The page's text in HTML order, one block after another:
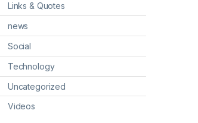
Links & Quotes
news
Social
Technology
Uncategorized
Videos